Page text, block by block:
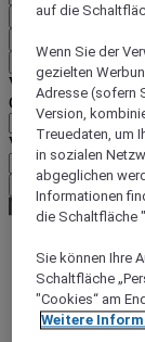
Mein Land und
Währung unten
Geografische Zone
Währung
Meine Währung
World
Europe
France
Western
auf die
Wenn Sie der
gezielten
Adresse (sofern
Version,
Treuedaten, um
in sozialen
abgeglichen
Informationen
die Schaltfläche
Sie können Ihre
Schaltfläche
"Cookies“ am
Weitere